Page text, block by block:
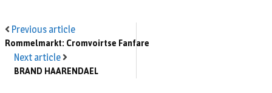
Previous article
Rommelmarkt: Cromvoirtse Fanfare
Next article
BRAND HAARENDAEL